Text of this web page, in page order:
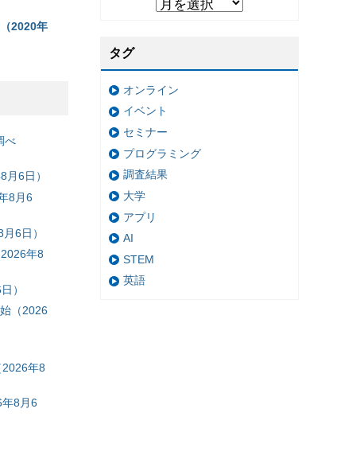
2020年
べ
6日）
8月6
6日）
年8
）
（2026
年8
8月6
タグ
オンライン
イベント
セミナー
プログラミング
調査結果
大学
アプリ
AI
STEM
英語